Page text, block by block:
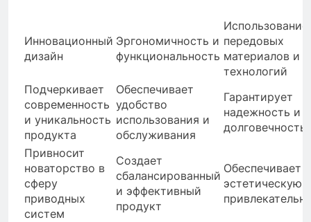
Инновационный
дизайн
Эргономичность и
функциональность
Использование
передовых
материалов и
технологий
Подчеркивает
современность
и уникальность
продукта
Обеспечивает
удобство
использования и
обслуживания
Гарантирует
надежность и
долговечность
Привносит
новаторство в
сферу
приводных
систем
Создает
сбалансированный
и эффективный
продукт
Обеспечивает
эстетическую